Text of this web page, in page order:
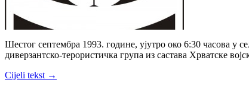
Шестог септембра 1993. године, ујутро око 6:30 часова
диверзантско-терористичка група из састава Хрватске
Cijeli tekst →